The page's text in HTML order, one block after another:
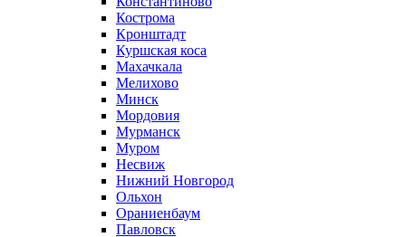
Кострома
Кронштадт
Куршская коса
Махачкала
Мелихово
Минск
Мордовия
Мурманск
Муром
Несвиж
Нижний Новгород
Ольхон
Ораниенбаум
Павловск